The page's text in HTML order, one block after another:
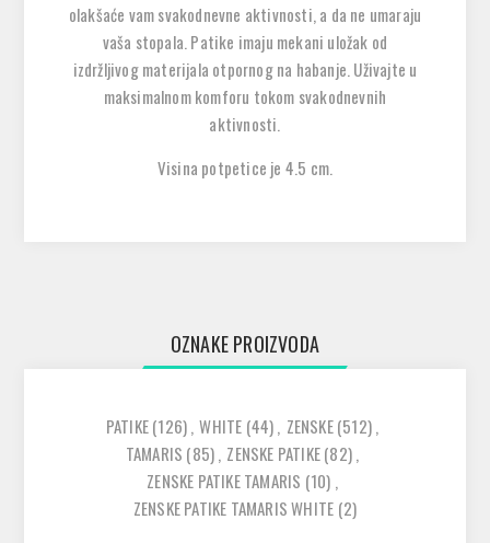
olakšaće vam svakodnevne aktivnosti, a da ne umaraju
vaša stopala. Patike imaju mekani uložak od
izdržljivog materijala otpornog na habanje. Uživajte u
maksimalnom komforu tokom svakodnevnih
aktivnosti.
Visina potpetice je 4.5 cm.
OZNAKE PROIZVODA
PATIKE(126), WHITE (44), ZENSKE(512),
TAMARIS (85), ZENSKE PATIKE(82),
ZENSKE PATIKE TAMARIS (10) ,
ZENSKE PATIKE TAMARIS WHITE (2)